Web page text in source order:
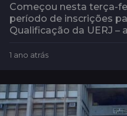
Começou nesta terça-
período de inscrições
Qualificação da UERJ –
1 ano atrás
o
a
t